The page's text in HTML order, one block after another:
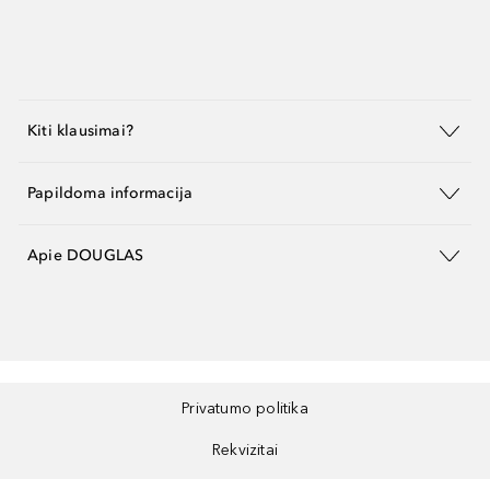
Kiti klausimai?
Papildoma informacija
Apie DOUGLAS
Privatumo politika
Rekvizitai